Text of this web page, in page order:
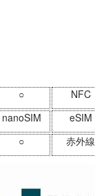
○ NFC
nanoSIM eSIM
○ 赤外線